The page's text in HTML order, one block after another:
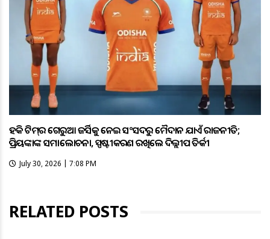
ହକି ଟିମ୍‌ର ଗେରୁଆ ଜର୍ସିକୁ ନେଇ ସଂସଦରୁ ମୈଦାନ ଯାଏଁ ରାଜନୀତି;
ପ୍ରିୟଙ୍କାଙ୍କ ସମାଲୋଚନା, ସ୍ପଷ୍ଟୀକରଣ ରଖିଲେ ଦିଲ୍ଲୀପ ତିର୍କୀ
July 30, 2026 | 7:08 PM
RELATED POSTS